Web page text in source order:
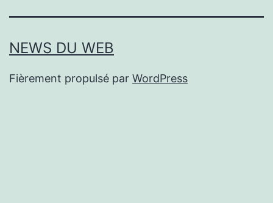
NEWS DU WEB
Fièrement propulsé par WordPress